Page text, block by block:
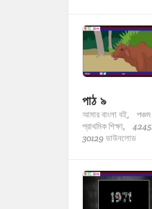
পাঠ ৯
আমার বাংলা বই,
প্রাথমিক শিক্ষা,
30129 ডাউনলোড